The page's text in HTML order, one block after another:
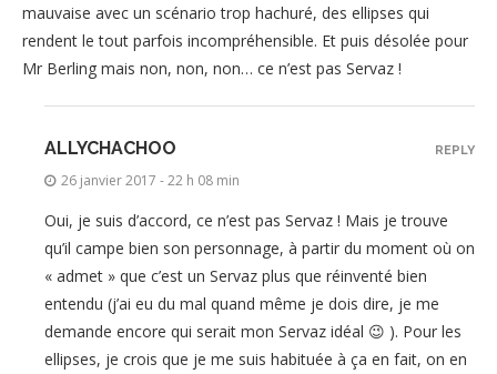
mauvaise avec un scénario trop hachuré, des ellipses qui
rendent le tout parfois incompréhensible. Et puis désolée pour
Mr Berling mais non, non, non… ce n’est pas Servaz !
ALLYCHACHOO
26 janvier 2017 - 22 h 08 min
Oui, je suis d’accord, ce n’est pas Servaz ! Mais je trouve
qu’il campe bien son personnage, à partir du moment où on
« admet » que c’est un Servaz plus que réinventé bien
entendu (j’ai eu du mal quand même je dois dire, je me
demande encore qui serait mon Servaz idéal 😉 ). Pour les
ellipses, je crois que je me suis habituée à ça en fait, on en
REPLY